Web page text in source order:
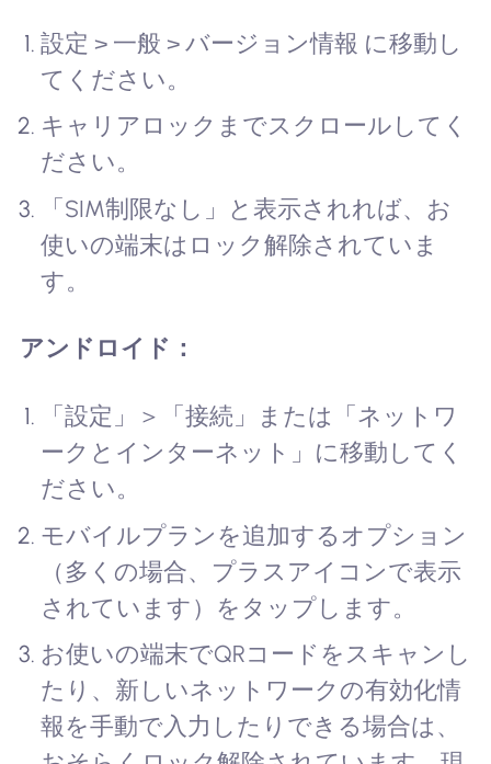
設定 > 一般 > バージョン情報 に移動し
てください。
キャリアロックまでスクロールしてく
ださい。
「SIM制限なし」と表示されれば、お
使いの端末はロック解除されていま
す。
アンドロイド：
「設定」＞「接続」または「ネットワ
ークとインターネット」に移動してく
ださい。
モバイルプランを追加するオプション
（多くの場合、プラスアイコンで表示
されています）をタップします。
お使いの端末でQRコードをスキャンし
たり、新しいネットワークの有効化情
報を手動で入力したりできる場合は、